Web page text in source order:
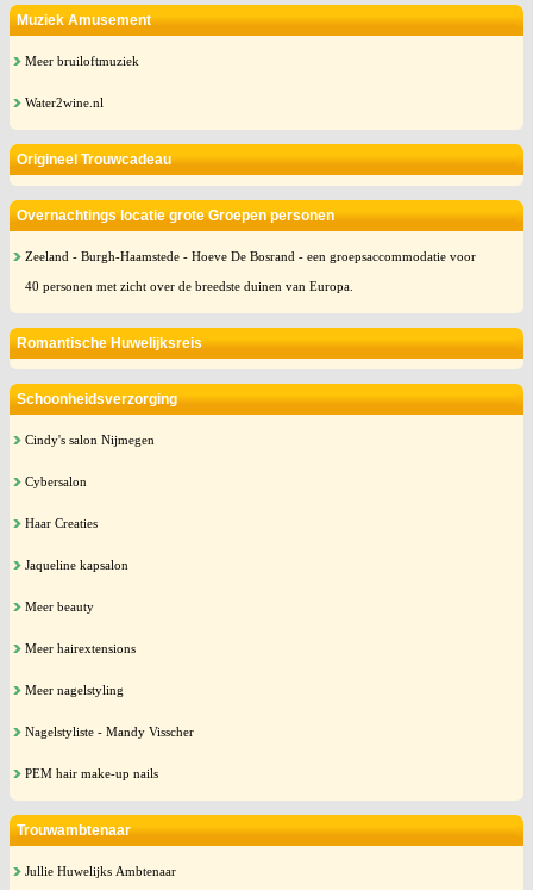
Muziek Amusement
Meer bruiloftmuziek
Water2wine.nl
Origineel Trouwcadeau
Overnachtings locatie grote Groepen personen
Zeeland - Burgh-Haamstede - Hoeve De Bosrand - een groepsaccommodatie voor
40 personen met zicht over de breedste duinen van Europa.
Romantische Huwelijksreis
Schoonheidsverzorging
Cindy's salon Nijmegen
Cybersalon
Haar Creaties
Jaqueline kapsalon
Meer beauty
Meer hairextensions
Meer nagelstyling
Nagelstyliste - Mandy Visscher
PEM hair make-up nails
Trouwambtenaar
Jullie Huwelijks Ambtenaar